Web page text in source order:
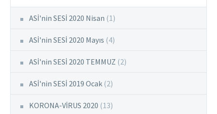
ASİ'nin SESİ 2020 Nisan (1)
ASİ'nin SESİ 2020 Mayıs (4)
ASİ'nin SESİ 2020 TEMMUZ (2)
ASİ'nin SESİ 2019 Ocak (2)
KORONA-VİRUS 2020 (13)